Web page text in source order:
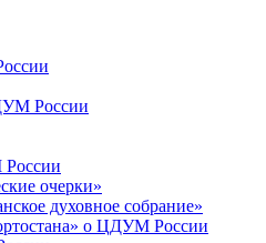
России
очерки»
духовное собрание»
о ЦДУМ России